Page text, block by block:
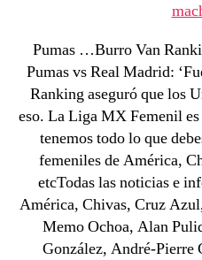
Pumas …Burro Van
Pumas vs Real Madrid:
Ranking aseguró que los
eso. La Liga MX Femenil
tenemos todo lo que
femeniles de América,
etcTodas las noticias e
América, Chivas, Cruz
Memo Ochoa, Alan
González, André-Pierre